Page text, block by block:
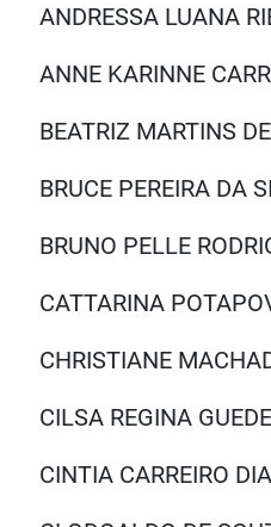
ANDRESSA
ANNE KARINNE
BEATRIZ
BRUCE
BRUNO PELLE
CATTARINA
CHRISTIANE
CILSA REGINA
CINTIA